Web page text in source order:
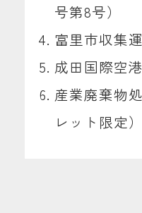
号第8号）
富里市収集
成田国際空
産業廃棄物
レット限定